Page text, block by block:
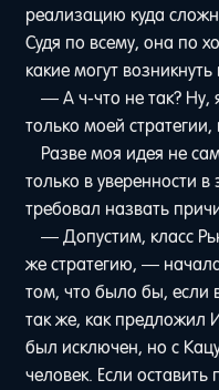
реализацию куда
Судя по всему, она по
какие могут возникнуть
— А ч-что не так? Ну,
только моей
Разве моя идея не
только в уверенности
требовал назвать
— Допустим, класс
же стратегию, —
том, что было бы, если
так же, как предложил
был исключен, но с
человек. Если